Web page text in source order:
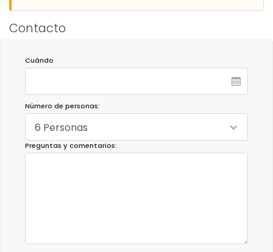
Contacto
Cuándo
Número de personas:
6 Personas
Preguntas y comentarios: